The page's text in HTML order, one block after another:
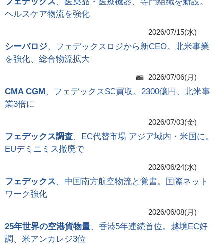
ヘルスケア物流を強化
2026/07/15(水)
シーバロジ、フェデックスロジから新CEO。北米事業
を強化、総合物流拡大
2026/07/06(月)
CMA CGM、フェデックスSC買収。2300億円、北米事
業3倍に
2026/07/03(金)
フェデックス調査、EC代替市場 アジア域内・米国に。
EUデミニミス撤廃で
2026/06/24(水)
フェデックス、中国南方航空物流と覚書。国際ネット
ワーク強化
2026/06/08(月)
25年世界の空港貨物量、香港5年連続首位。越境EC好
調、米アンカレジ3位